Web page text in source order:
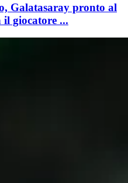
Galatasaray pronto al
giocatore ...